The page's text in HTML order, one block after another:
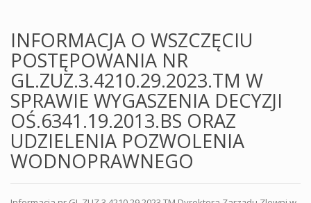
INFORMACJA O WSZCZĘCIU
POSTĘPOWANIA NR
GL.ZUZ.3.4210.29.2023.TM W
SPRAWIE WYGASZENIA DECYZJI
OŚ.6341.19.2013.BS ORAZ
UDZIELENIA POZWOLENIA
WODNOPRAWNEGO